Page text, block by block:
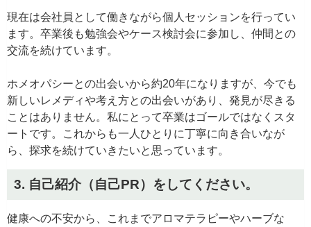
現在は会社員として働きながら個人セッションを行ってい
ます。卒業後も勉強会やケース検討会に参加し、仲間との
交流を続けています。
ホメオパシーとの出会いから約20年になりますが、今でも
新しいレメディや考え方との出会いがあり、発見が尽きる
ことはありません。私にとって卒業はゴールではなくスタ
ートです。これからも一人ひとりに丁寧に向き合いなが
ら、探求を続けていきたいと思っています。
3. 自己紹介（自己PR）をしてください。
健康への不安から、これまでアロマテラピーやハーブな